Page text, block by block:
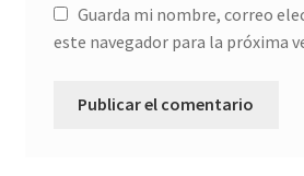
Guarda mi nombre, correo
este navegador para la próxima